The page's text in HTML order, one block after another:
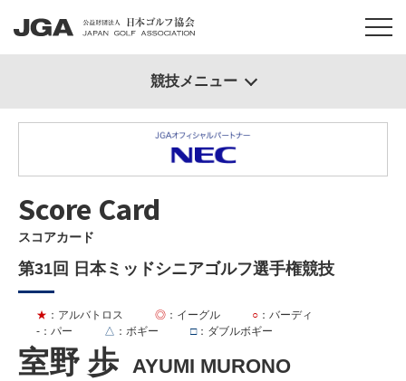
Score Card
スコアカード
第31回 日本ミッドシニアゴルフ選手権競技
室野 歩 AYUMI MURONO
★ ：アルバトロス ◎ ：イーグル ○ ：バーディ
- ：パー △ ：ボギー □：ダブルボギー
競技メニュー